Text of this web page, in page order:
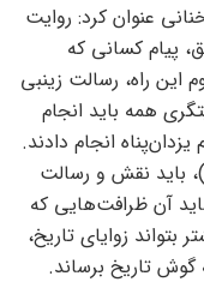
عنوان کرد: روایت
پیام کسانی که
راه، رسالت زینبی
همه باید انجام
انجام دادند.
باید نقش و رسالت
آن ظرافت‌هایی که
بتواند زوایای تاریخ،
تاریخ برساند.